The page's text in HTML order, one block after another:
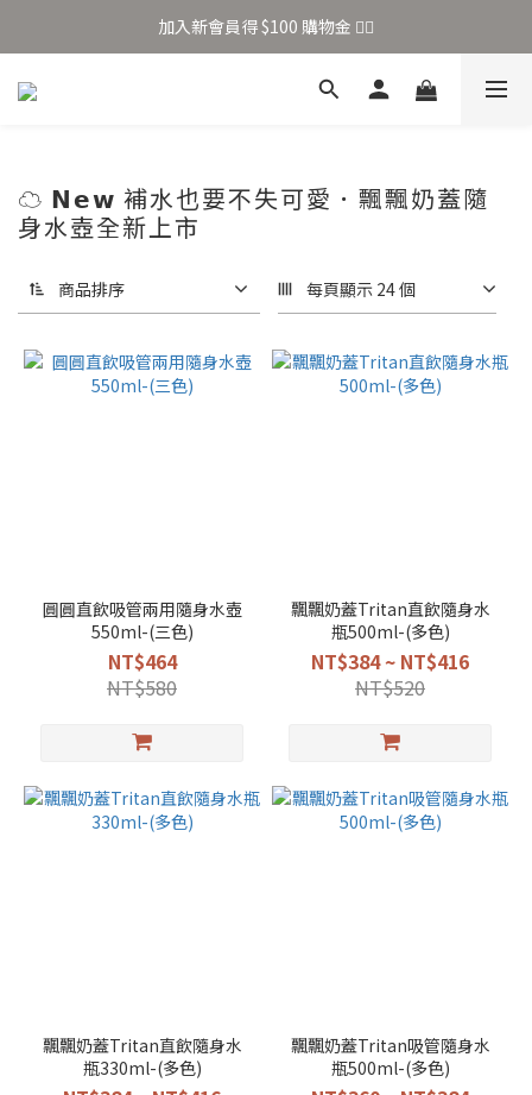
加入新會員得 $100 購物金 👉🏻
加入新會員得 $100 購物金 👉🏻
全站滿 $699 享免運
☁️ 𝗡𝗲𝘄 補水也要不失可愛．飄飄奶蓋隨
身水壺全新上市
商品排序 每頁顯示 24 個
圓圓直飲吸管兩用隨身水壺
550ml-(三色)
NT$464
NT$580
飄飄奶蓋Tritan直飲隨身水
瓶500ml-(多色)
NT$384 ~ NT$416
NT$520
飄飄奶蓋Tritan直飲隨身水
瓶330ml-(多色)
飄飄奶蓋Tritan吸管隨身水
瓶500ml-(多色)